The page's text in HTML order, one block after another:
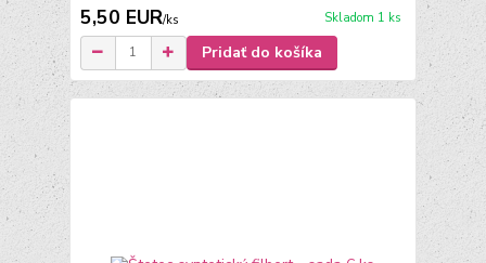
5,50 EUR/ks Skladom 1 ks
Pridať do košíka